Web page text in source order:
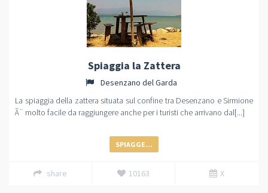
Spiaggia la Zattera
Desenzano del Garda
La spiaggia della zattera situata sul confine tra Desenzano e Sirmione
Ã¨ molto facile da raggiungere anche per i turisti che arrivano dal[...]
SPIAGGE...
share 10163 X